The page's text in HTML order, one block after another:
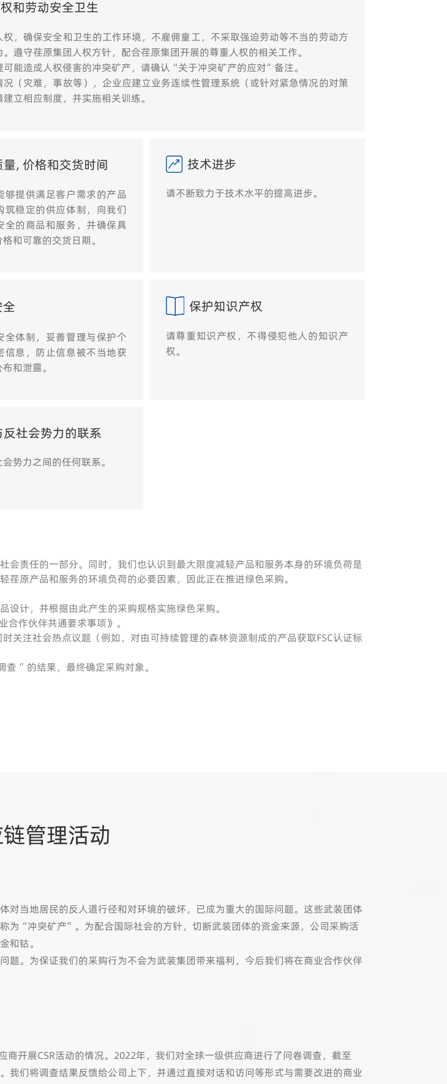
和劳动安全卫生
权，确保安全和卫生的工作环境，不雇佣童工，不采取强迫劳动等不当的劳动方
遵守荏原集团人权方针，配合荏原集团开展的尊重人权的相关工作。
可能造成人权侵害的冲突矿产，请确认“关于冲突矿产的应对”备注。
况（灾难，事故等），企业应建立业务连续性管理系统（或针对紧急情况的对策
立相应制度，并实施相关训练。
, 价格和交货时间
够提供满足客户需求的产品
筑稳定的供应体制，向我们
全的商品和服务，并确保具
和可靠的交货日期。
技术进步
请不断致力于技术水平的提高进步。
全体制，妥善管理与保护个
信息，防止信息被不当地获
和泄露。
保护知识产权
请尊重知识产权，不得侵犯他人的知识产
权。
社会势力的联系
势力之间的任何联系。
会责任的一部分。同时，我们也认识到最大限度减轻产品和服务本身的环境负荷是
原产品和服务的环境负荷的必要因素，因此正在推进绿色采购。
计，并根据由此产生的采购规格实施绿色采购。
作伙伴共通要求事项》。
关注社会热点议题（例如，对由可持续管理的森林资源制成的产品获取FSC认证标
”的结果，最终确定采购对象。
管理活动
对当地居民的反人道行径和对环境的破坏，已成为重大的国际问题。这些武装团体
为“冲突矿产”。为配合国际社会的方针，切断武装团体的资金来源，公司采购活
和钴。
。为保证我们的采购行为不会为武装集团带来福利，今后我们将在商业合作伙伴
开展CSR活动的情况。2022年，我们对全球一级供应商进行了问卷调查，截至
我们将调查结果反馈给公司上下，并通过直接对话和访问等形式与需要改进的商业